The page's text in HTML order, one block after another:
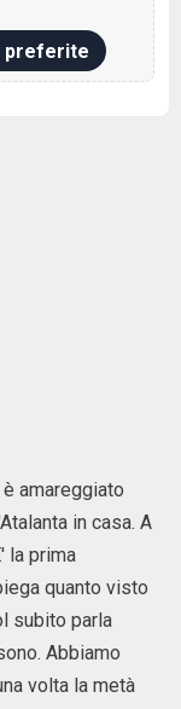
preferite
amareggiato
in casa. A
la prima
quanto visto
subito parla
Abbiamo
volta la metà